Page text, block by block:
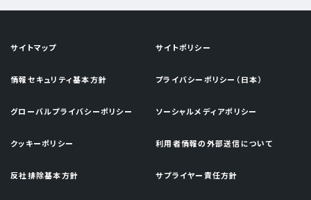
サイトマップ サイトポリシー
情報セキュリティ基本方針 プライバシーポリシー（日本）
グローバルプライバシーポリシー ソーシャルメディアポリシー
クッキーポリシー 利用者情報の外部送信について
反社排除基本方針 サプライヤー責任方針